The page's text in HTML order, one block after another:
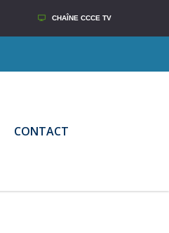
CHAÎNE CCCE TV
CONTACT